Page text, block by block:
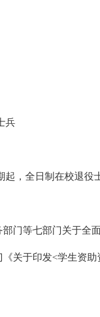
兵
，全日制在校退役士
等七部门关于全面
于印发<学生资助